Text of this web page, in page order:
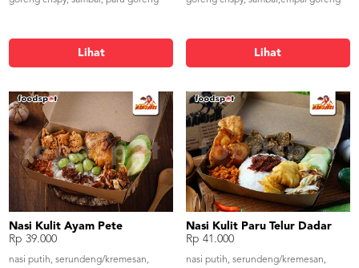
Lihat Lihat
Nasi Kulit Ayam Pete
Rp 39.000
nasi putih, serundeng/kremesan,
Nasi Kulit Paru Telur Dadar
Rp 41.000
nasi putih, serundeng/kremesan,